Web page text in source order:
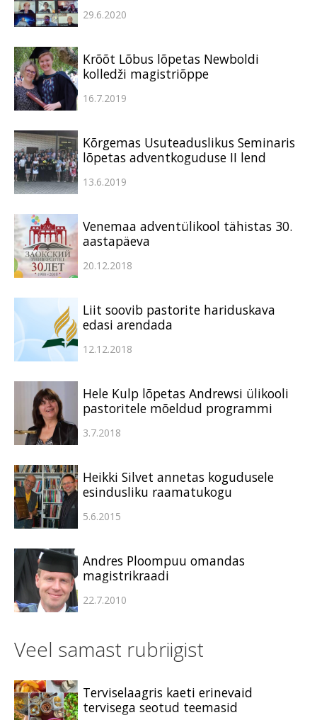
29.6.2020
Krõõt Lõbus lõpetas Newboldi
kolledži magistriõppe
16.7.2019
Kõrgemas Usuteaduslikus Seminaris
lõpetas adventkoguduse II lend
13.6.2019
Venemaa adventülikool tähistas 30.
aastapäeva
20.12.2018
Liit soovib pastorite hariduskava
edasi arendada
12.12.2018
Hele Kulp lõpetas Andrewsi ülikooli
pastoritele mõeldud programmi
3.7.2018
Heikki Silvet annetas kogudusele
esindusliku raamatukogu
5.6.2015
Andres Ploompuu omandas
magistrikraadi
22.7.2010
Veel samast rubriigist
Terviselaagris kaeti erinevaid
tervisega seotud teemasid